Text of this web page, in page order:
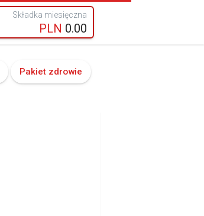
Składka miesięczna
PLN 0.00
Pakiet zdrowie